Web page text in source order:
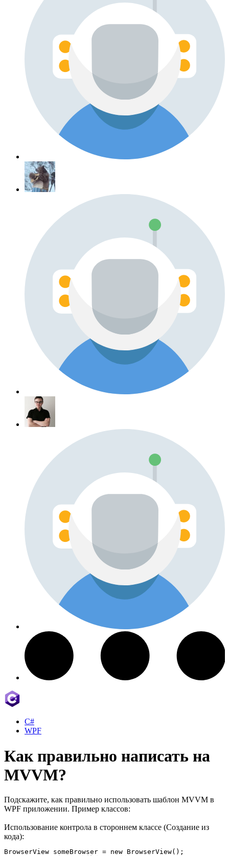
C#
WPF
Как правильно написать на
MVVM?
Подскажите, как правильно использовать шаблон MVVM в
WPF приложении. Пример классов:
Использование контрола в стороннем классе (Создание из
кода):
BrowserView someBrowser = new BrowserView();